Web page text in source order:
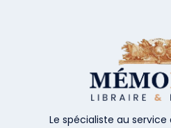
Le spécialiste au service